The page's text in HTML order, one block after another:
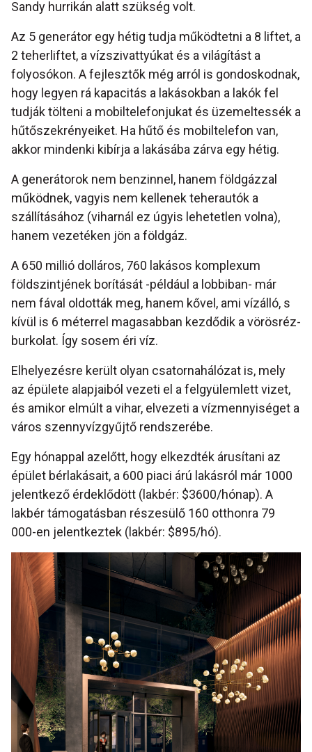
Sandy hurrikán alatt szükség volt.
Az 5 generátor egy hétig tudja működtetni a 8 liftet, a
2 teherliftet, a vízszivattyúkat és a világítást a
folyosókon. A fejlesztők még arról is gondoskodnak,
hogy legyen rá kapacitás a lakásokban a lakók fel
tudják tölteni a mobiltelefonjukat és üzemeltessék a
hűtőszekrényeiket. Ha hűtő és mobiltelefon van,
akkor mindenki kibírja a lakásába zárva egy hétig.
A generátorok nem benzinnel, hanem földgázzal
működnek, vagyis nem kellenek teherautók a
szállításához (viharnál ez úgyis lehetetlen volna),
hanem vezetéken jön a földgáz.
A 650 millió dolláros, 760 lakásos komplexum
földszintjének borítását -például a lobbiban- már
nem fával oldották meg, hanem kővel, ami vízálló, s
kívül is 6 méterrel magasabban kezdődik a vörösréz-
burkolat. Így sosem éri víz.
Elhelyezésre került olyan csatornahálózat is, mely
az épülete alapjaiból vezeti el a felgyülemlett vizet,
és amikor elmúlt a vihar, elvezeti a vízmennyiséget a
város szennyvízgyűjtő rendszerébe.
Egy hónappal azelőtt, hogy elkezdték árusítani az
épület bérlakásait, a 600 piaci árú lakásról már 1000
jelentkező érdeklődött (lakbér: $3600/hónap). A
lakbér támogatásban részesülő 160 otthonra 79
000-en jelentkeztek (lakbér: $895/hó).